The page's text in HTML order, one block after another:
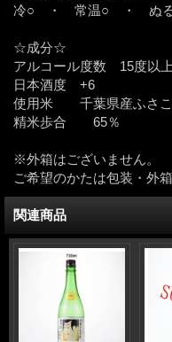
冷○ ・ 常温○ ・ ぬ
☆成分☆
アルコール度数 15度以
日本酒度 +6
使用米 千葉県産ふさこ
精米歩合 65％
※外箱はございません。
ご希望のかたは包装・外
関連商品